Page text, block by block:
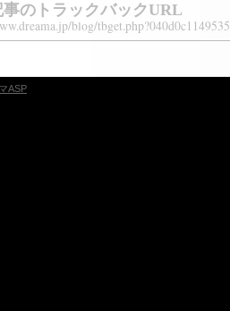
事のトラックバックURL
blog/
ASP